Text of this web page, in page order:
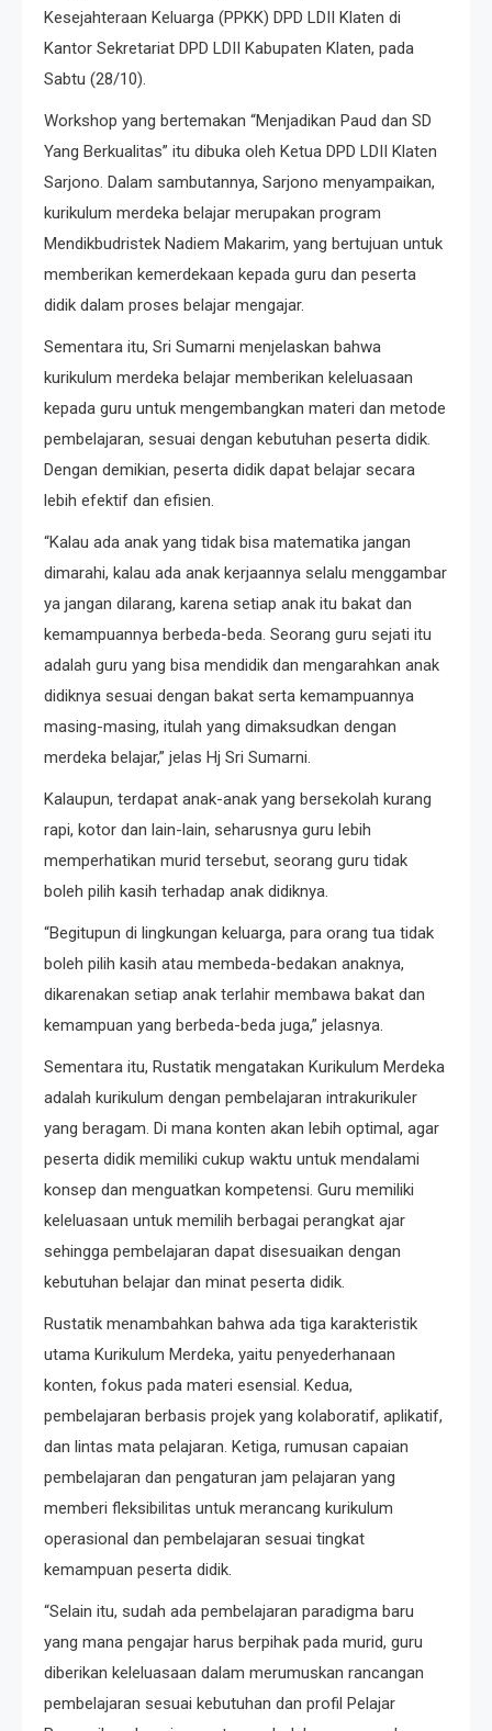
Kesejahteraan Keluarga (PPKK) DPD LDII Klaten di
Kantor Sekretariat DPD LDII Kabupaten Klaten, pada
Sabtu (28/10).
Workshop yang bertemakan “Menjadikan Paud dan SD
Yang Berkualitas” itu dibuka oleh Ketua DPD LDII Klaten
Sarjono. Dalam sambutannya, Sarjono menyampaikan,
kurikulum merdeka belajar merupakan program
Mendikbudristek Nadiem Makarim, yang bertujuan untuk
memberikan kemerdekaan kepada guru dan peserta
didik dalam proses belajar mengajar.
Sementara itu, Sri Sumarni menjelaskan bahwa
kurikulum merdeka belajar memberikan keleluasaan
kepada guru untuk mengembangkan materi dan metode
pembelajaran, sesuai dengan kebutuhan peserta didik.
Dengan demikian, peserta didik dapat belajar secara
lebih efektif dan efisien.
“Kalau ada anak yang tidak bisa matematika jangan
dimarahi, kalau ada anak kerjaannya selalu menggambar
ya jangan dilarang, karena setiap anak itu bakat dan
kemampuannya berbeda-beda. Seorang guru sejati itu
adalah guru yang bisa mendidik dan mengarahkan anak
didiknya sesuai dengan bakat serta kemampuannya
masing-masing, itulah yang dimaksudkan dengan
merdeka belajar,” jelas Hj Sri Sumarni.
Kalaupun, terdapat anak-anak yang bersekolah kurang
rapi, kotor dan lain-lain, seharusnya guru lebih
memperhatikan murid tersebut, seorang guru tidak
boleh pilih kasih terhadap anak didiknya.
“Begitupun di lingkungan keluarga, para orang tua tidak
boleh pilih kasih atau membeda-bedakan anaknya,
dikarenakan setiap anak terlahir membawa bakat dan
kemampuan yang berbeda-beda juga,” jelasnya.
Sementara itu, Rustatik mengatakan Kurikulum Merdeka
adalah kurikulum dengan pembelajaran intrakurikuler
yang beragam. Di mana konten akan lebih optimal, agar
peserta didik memiliki cukup waktu untuk mendalami
konsep dan menguatkan kompetensi. Guru memiliki
keleluasaan untuk memilih berbagai perangkat ajar
sehingga pembelajaran dapat disesuaikan dengan
kebutuhan belajar dan minat peserta didik.
Rustatik menambahkan bahwa ada tiga karakteristik
utama Kurikulum Merdeka, yaitu penyederhanaan
konten, fokus pada materi esensial. Kedua,
pembelajaran berbasis projek yang kolaboratif, aplikatif,
dan lintas mata pelajaran. Ketiga, rumusan capaian
pembelajaran dan pengaturan jam pelajaran yang
memberi fleksibilitas untuk merancang kurikulum
operasional dan pembelajaran sesuai tingkat
kemampuan peserta didik.
“Selain itu, sudah ada pembelajaran paradigma baru
yang mana pengajar harus berpihak pada murid, guru
diberikan keleluasaan dalam merumuskan rancangan
pembelajaran sesuai kebutuhan dan profil Pelajar